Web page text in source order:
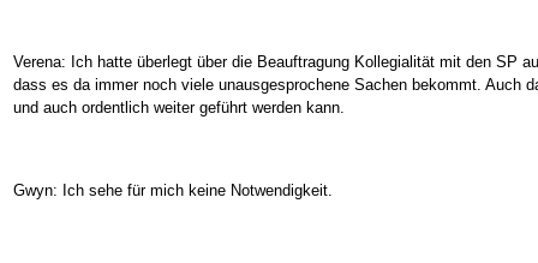
Verena: Ich hatte überlegt über die Beauftragung Kollegialität mit den SP
dass es da immer noch viele unausgesprochene Sachen bekommt. Auch
und auch ordentlich weiter geführt werden kann.
Gwyn: Ich sehe für mich keine Notwendigkeit.